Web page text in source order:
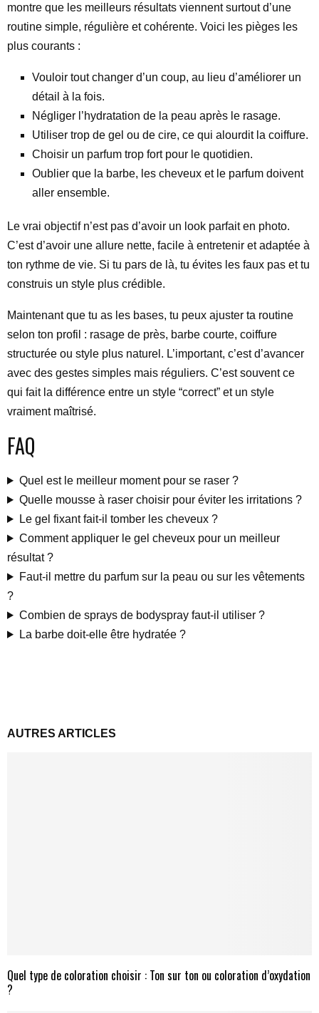
montre que les meilleurs résultats viennent surtout d’une
routine simple, régulière et cohérente. Voici les pièges les
plus courants :
Vouloir tout changer d’un coup, au lieu d’améliorer un
détail à la fois.
Négliger l’hydratation de la peau après le rasage.
Utiliser trop de gel ou de cire, ce qui alourdit la coiffure.
Choisir un parfum trop fort pour le quotidien.
Oublier que la barbe, les cheveux et le parfum doivent
aller ensemble.
Le vrai objectif n’est pas d’avoir un look parfait en photo.
C’est d’avoir une allure nette, facile à entretenir et adaptée à
ton rythme de vie. Si tu pars de là, tu évites les faux pas et tu
construis un style plus crédible.
Maintenant que tu as les bases, tu peux ajuster ta routine
selon ton profil : rasage de près, barbe courte, coiffure
structurée ou style plus naturel. L’important, c’est d’avancer
avec des gestes simples mais réguliers. C’est souvent ce
qui fait la différence entre un style “correct” et un style
vraiment maîtrisé.
FAQ
Quel est le meilleur moment pour se raser ?
Quelle mousse à raser choisir pour éviter les irritations ?
Le gel fixant fait-il tomber les cheveux ?
Comment appliquer le gel cheveux pour un meilleur
résultat ?
Faut-il mettre du parfum sur la peau ou sur les vêtements
?
Combien de sprays de bodyspray faut-il utiliser ?
La barbe doit-elle être hydratée ?
AUTRES ARTICLES
Quel type de coloration choisir : Ton sur ton ou coloration d’oxydation
?